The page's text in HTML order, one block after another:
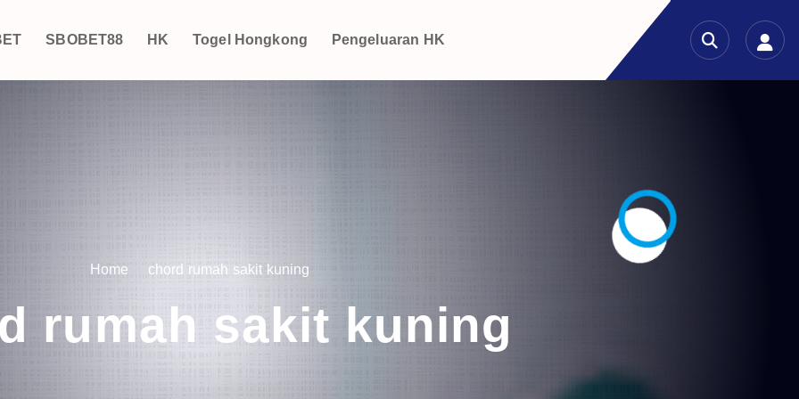
SBOBET88 HK Togel Hongkong Pengeluaran HK
Home chord rumah sakit kuning
rumah sakit kuning